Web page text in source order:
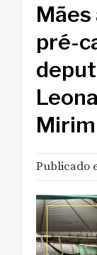
Mães
pré-
Mirim
Publicado